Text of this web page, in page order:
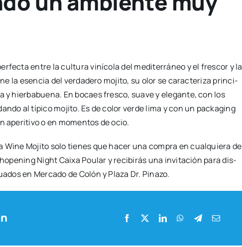
entre la cul­tu­ra viní­co­la del medi­te­rrá­neo y el fres­cor y la
la esen­cia del ver­da­de­ro moji­to, su olor se carac­te­ri­za prin­ci­
hier­ba­bue­na. En bocaes fres­co, sua­ve y ele­gan­te, con los
al típi­co moji­to. Es de color ver­de lima y con un pac­ka­ging
ape­ri­ti­vo o en momen­tos de ocio.
Moji­to solo tie­nes que hacer una com­pra en cual­quie­ra de
Night Cai­xa Pou­lar y reci­bi­rás una invi­ta­ción para dis­
en Mer­ca­do de Colón y Pla­za Dr. Pina­zo.